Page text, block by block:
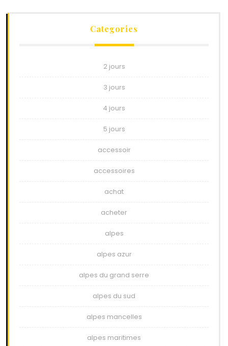
Categories
2 jours
3 jours
4 jours
5 jours
accessoir
accessoires
achat
acheter
alpes
alpes azur
alpes du grand serre
alpes du sud
alpes mancelles
alpes maritimes